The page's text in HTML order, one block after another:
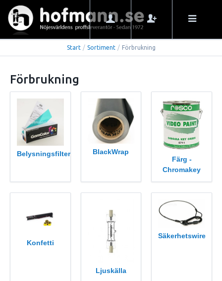
Start / Sortiment / Förbrukning
Förbrukning
Belysningsfilter
BlackWrap
Färg -
Chromakey
Konfetti
Ljuskälla
Säkerhetswire